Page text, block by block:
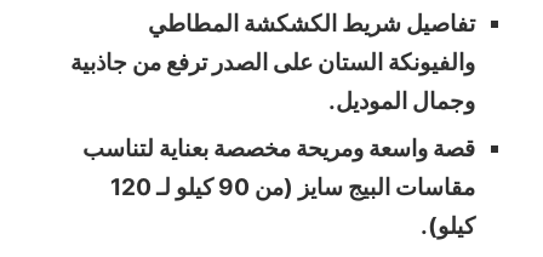
تفاصيل شريط الكشكشة المطاطي
والفيونكة الستان على الصدر ترفع من جاذبية
وجمال الموديل.
قصة واسعة ومريحة مخصصة بعناية لتناسب
مقاسات البيج سايز (من 90 كيلو لـ 120
كيلو).